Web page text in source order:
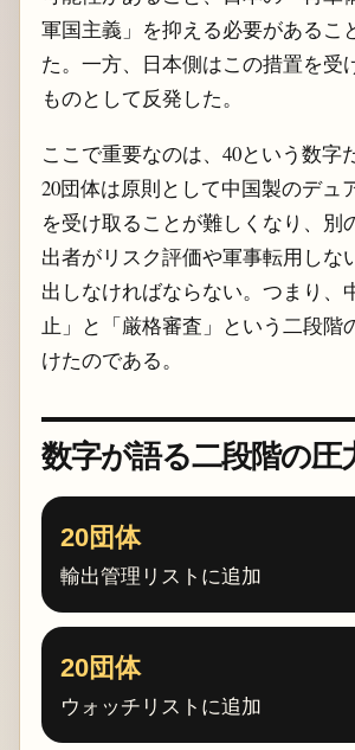
軍国主義」を抑える必要があるこ
た。一方、日本側はこの措置を受
ものとして反発した。
ここで重要なのは、40という数字
20団体は原則として中国製のデュ
を受け取ることが難しくなり、別
出者がリスク評価や軍事転用しな
出しなければならない。つまり、
止」と「厳格審査」という二段階
けたのである。
数字が語る二段階の圧
20団体
輸出管理リストに追加
20団体
ウォッチリストに追加